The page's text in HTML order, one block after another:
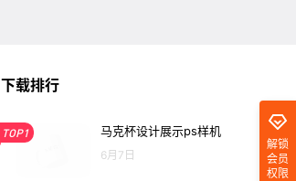
解锁
会员
权限
下载排行
TOP1 马克杯设计展示ps样机
6月7日